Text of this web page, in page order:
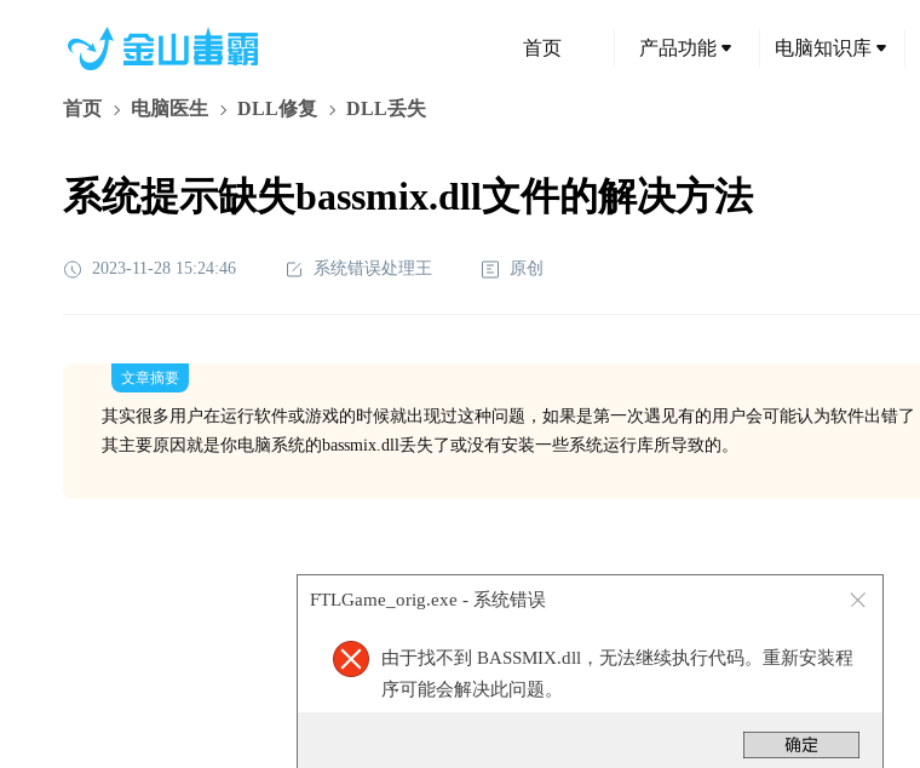
首页 产品功能 电脑知识库
首页 电脑医生 DLL修复 DLL丢失
系统提示缺失bassmix.dll文件的解决方法
2023-11-28 15:24:46 系统错误处理王 原创
文章摘要
其实很多用户在运行软件或游戏的时候就出现过这种问题，如果是第一次遇见有的用户会可能认为软件出错了
其主要原因就是你电脑系统的bassmix.dll丢失了或没有安装一些系统运行库所导致的。
FTLGame_orig.exe - 系统错误
由于找不到 BASSMIX.dll，无法继续执行代码。重新安装程
序可能会解决此问题。